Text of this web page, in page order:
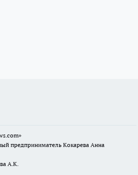
предприниматель Кокарева Анна
А.К.